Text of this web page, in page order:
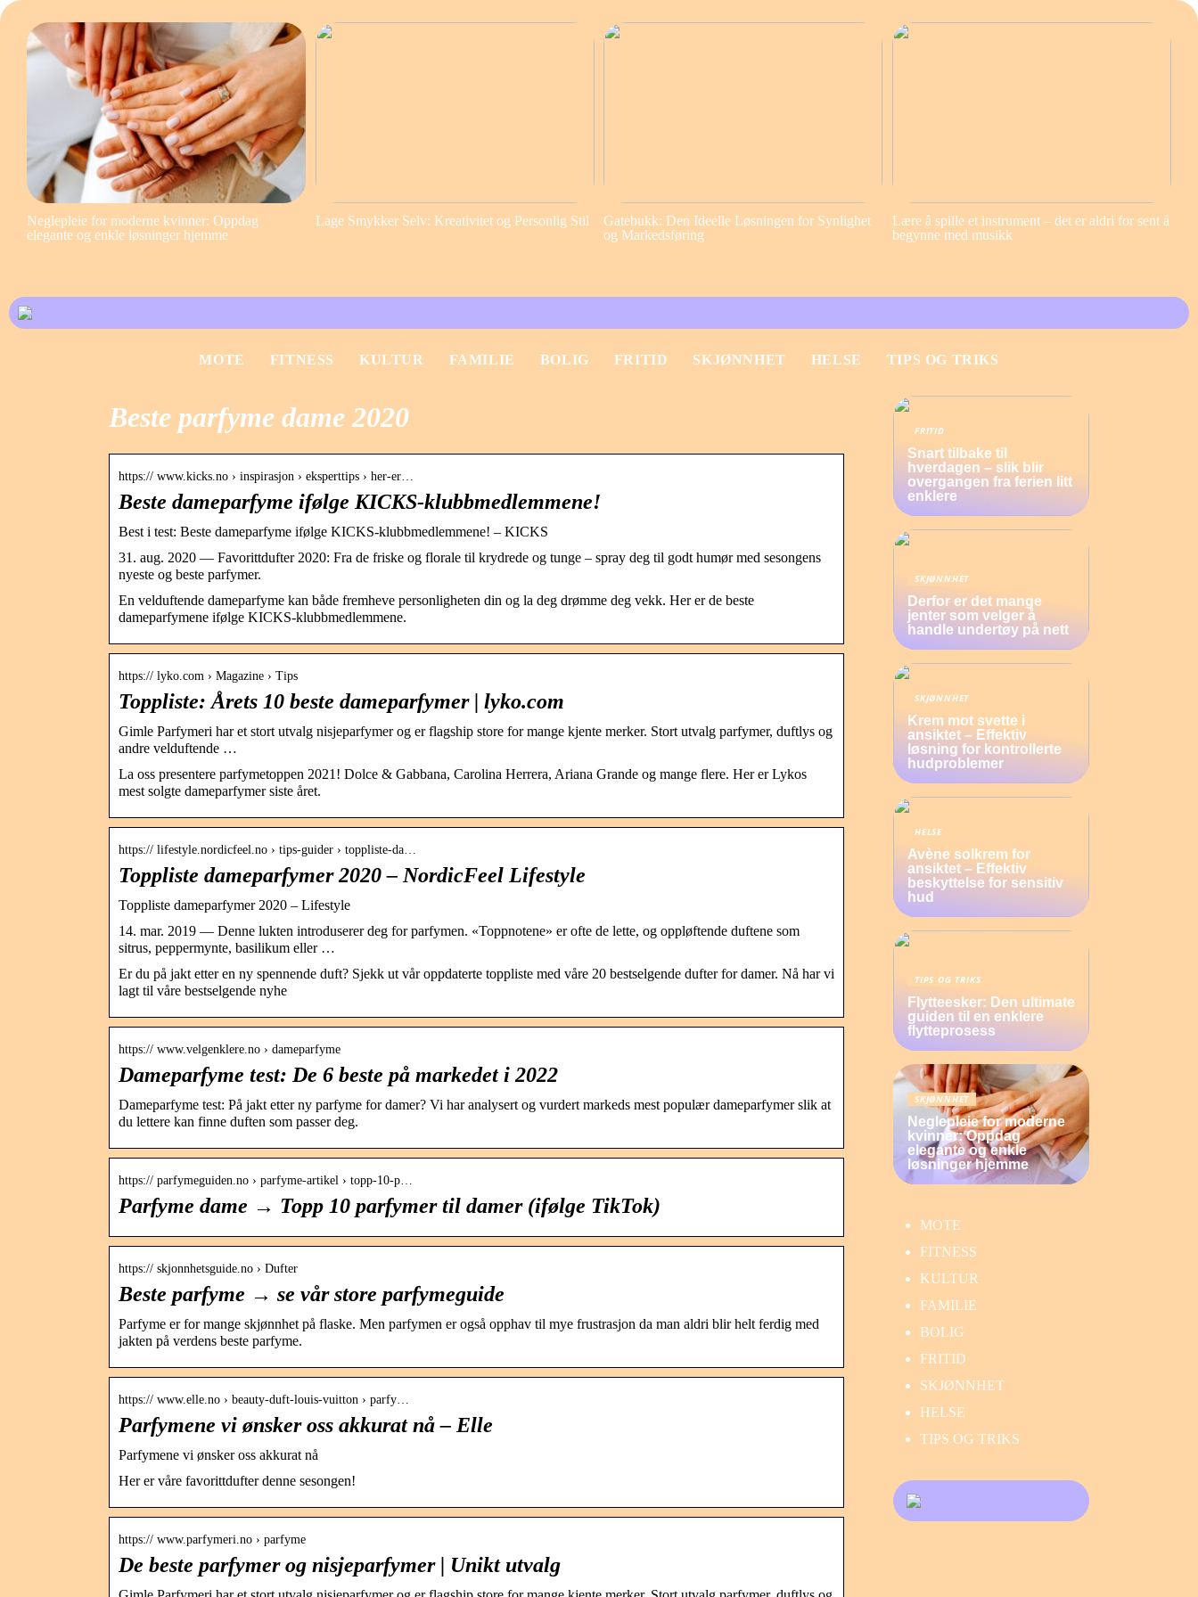
Neglepleie for moderne kvinner: Oppdag
elegante og enkle løsninger hjemme
Lage Smykker Selv: Kreativitet og Personlig Stil
Gatebukk: Den Ideelle Løsningen for Synlighet
og Markedsføring
Lære å spille et instrument – det er aldri for sent å
begynne med musikk
MOTE FITNESS KULTUR FAMILIE BOLIG FRITID SKJØNNHET HELSE TIPS OG TRIKS
Beste parfyme dame 2020
https:// www.kicks.no › inspirasjon › eksperttips › her-er…
Beste dameparfyme ifølge KICKS-klubbmedlemmene!
Best i test: Beste dameparfyme ifølge KICKS-klubbmedlemmene! – KICKS
31. aug. 2020 — Favorittdufter 2020: Fra de friske og florale til krydrede og tunge – spray deg til godt humør med sesongens
nyeste og beste parfymer.
En velduftende dameparfyme kan både fremheve personligheten din og la deg drømme deg vekk. Her er de beste
dameparfymene ifølge KICKS-klubbmedlemmene.
https:// lyko.com › Magazine › Tips
Toppliste: Årets 10 beste dameparfymer | lyko.com
Gimle Parfymeri har et stort utvalg nisjeparfymer og er flagship store for mange kjente merker. Stort utvalg parfymer, duftlys og
andre velduftende …
La oss presentere parfymetoppen 2021! Dolce & Gabbana, Carolina Herrera, Ariana Grande og mange flere. Her er Lykos
mest solgte dameparfymer siste året.
https:// lifestyle.nordicfeel.no › tips-guider › toppliste-da…
Toppliste dameparfymer 2020 – NordicFeel Lifestyle
Toppliste dameparfymer 2020 – Lifestyle
14. mar. 2019 — Denne lukten introduserer deg for parfymen. «Toppnotene» er ofte de lette, og oppløftende duftene som
sitrus, peppermynte, basilikum eller …
Er du på jakt etter en ny spennende duft? Sjekk ut vår oppdaterte toppliste med våre 20 bestselgende dufter for damer. Nå har vi
lagt til våre bestselgende nyhe
https:// www.velgenklere.no › dameparfyme
Dameparfyme test: De 6 beste på markedet i 2022
Dameparfyme test: På jakt etter ny parfyme for damer? Vi har analysert og vurdert markeds mest populær dameparfymer slik at
du lettere kan finne duften som passer deg.
https:// parfymeguiden.no › parfyme-artikel › topp-10-p…
Parfyme dame → Topp 10 parfymer til damer (ifølge TikTok)
https:// skjonnhetsguide.no › Dufter
Beste parfyme → se vår store parfymeguide
Parfyme er for mange skjønnhet på flaske. Men parfymen er også opphav til mye frustrasjon da man aldri blir helt ferdig med
jakten på verdens beste parfyme.
https:// www.elle.no › beauty-duft-louis-vuitton › parfy…
Parfymene vi ønsker oss akkurat nå – Elle
Parfymene vi ønsker oss akkurat nå
Her er våre favorittdufter denne sesongen!
https:// www.parfymeri.no › parfyme
De beste parfymer og nisjeparfymer | Unikt utvalg
FRITID
Snart tilbake til
hverdagen – slik blir
overgangen fra ferien litt
enklere
SKJØNNHET
Derfor er det mange
jenter som velger å
handle undertøy på nett
SKJØNNHET
Krem mot svette i
ansiktet – Effektiv
løsning for kontrollerte
hudproblemer
HELSE
Avène solkrem for
ansiktet – Effektiv
beskyttelse for sensitiv
hud
TIPS OG TRIKS
Flytteesker: Den ultimate
guiden til en enklere
flytteprosess
SKJØNNHET
Neglepleie for moderne
kvinner: Oppdag
elegante og enkle
løsninger hjemme
MOTE
FITNESS
KULTUR
FAMILIE
BOLIG
FRITID
SKJØNNHET
HELSE
TIPS OG TRIKS